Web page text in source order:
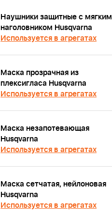
Наушники защитные с мягким
наголовником Husqvarna
Используется в агрегатах
Маска прозрачная из
плексигласа Husqvarna
Используется в агрегатах
Маска незапотевающая
Husqvarna
Используется в агрегатах
Маска сетчатая, нейлоновая
Husqvarna
Используется в агрегатах